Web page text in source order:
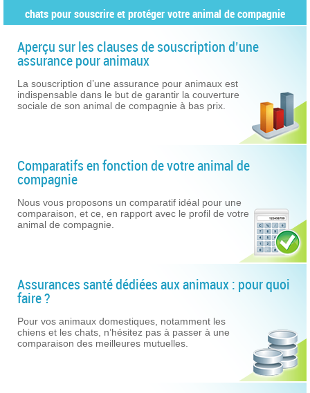
chats pour souscrire et protéger votre animal de compagnie
Aperçu sur les clauses de souscription d’une
assurance pour animaux
La souscription d’une assurance pour animaux est
indispensable dans le but de garantir la couverture
sociale de son animal de compagnie à bas prix.
Comparatifs en fonction de votre animal de
compagnie
Nous vous proposons un comparatif idéal pour une
comparaison, et ce, en rapport avec le profil de votre
animal de compagnie.
Assurances santé dédiées aux animaux : pour quoi
faire ?
Pour vos animaux domestiques, notamment les
chiens et les chats, n’hésitez pas à passer à une
comparaison des meilleures mutuelles.